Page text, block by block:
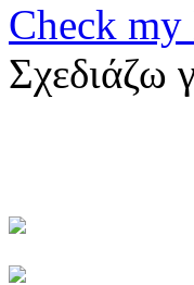
Check
Σχεδιάζω